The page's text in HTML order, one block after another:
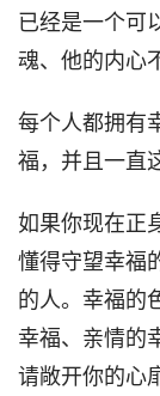
已经是一个可
魂、他的内心
每个人都拥有
福，并且一直
如果你现在正
懂得守望幸福
的人。幸福的
幸福、亲情的
请敞开你的心